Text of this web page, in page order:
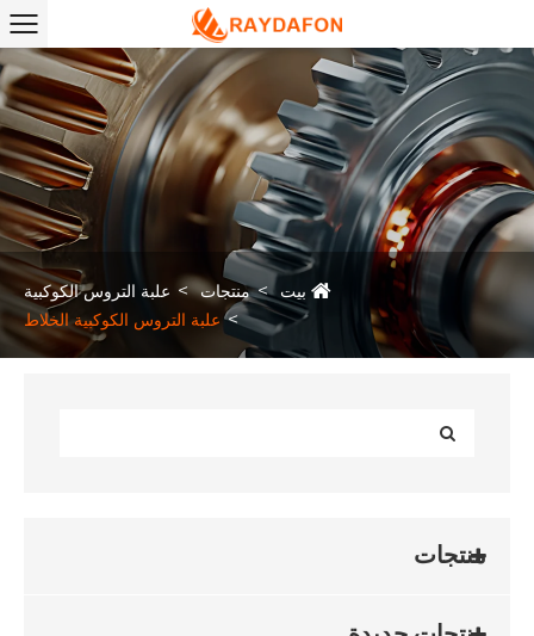
بيت منتجات
علبة التروس الكوكبية
علبة التروس الكوكبية الخلاط
منتجات